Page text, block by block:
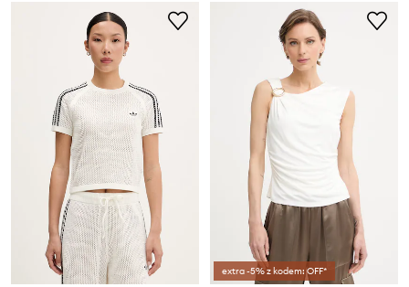
extra -5% z kodem: OFF*